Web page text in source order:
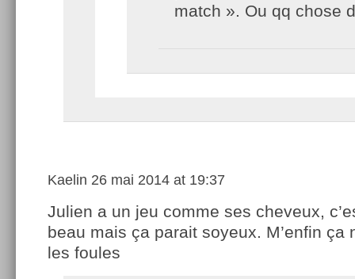
match ». Ou qq chose
Kaelin 26 mai 2014 at 19:37
Julien a un jeu comme ses cheveux,
beau mais ça parait soyeux. M’enfin ça
les foules